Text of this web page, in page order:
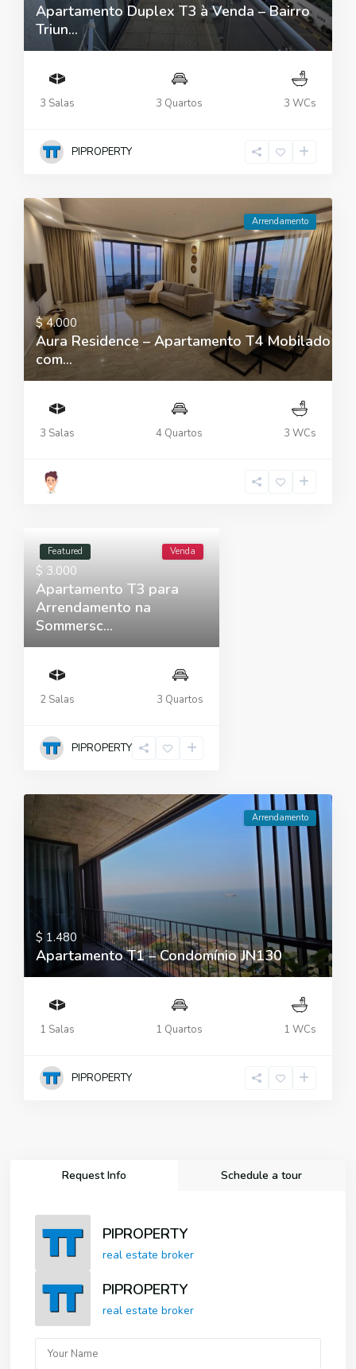
Apartamento Duplex T3 à Venda – Bairro
Triun...
3 Salas 3 Quartos 3 WCs
PIPROPERTY
Arrendamento
$ 4.000
Aura Residence – Apartamento T4 Mobilado
com...
3 Salas 4 Quartos 3 WCs
Featured Venda
$ 3.000
Apartamento T3 para
Arrendamento na
Sommersc...
2 Salas 3 Quartos
PIPROPERTY
Arrendamento
$ 1.480
Apartamento T1 – Condomínio JN130
1 Salas 1 Quartos 1 WCs
PIPROPERTY
Request Info Schedule a tour
PIPROPERTY
real estate broker
PIPROPERTY
real estate broker